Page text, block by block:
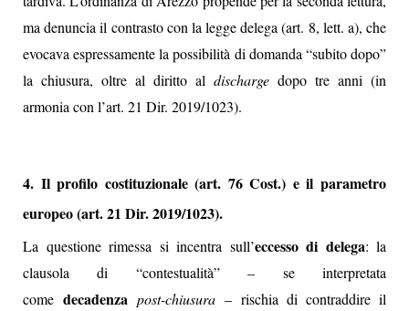
ma denuncia il contrasto con la legge delega (art. 8, lett. a), che
evocava espressamente la possibilità di domanda “subito dopo”
la chiusura, oltre al diritto aldischarge dopo tre anni (in
armonia con l’art. 21 Dir. 2019/1023).
4. Il profilo costituzionale (art. 76 Cost.) e il parametro
europeo (art. 21 Dir. 2019/1023).
La questione rimessa si incentra sull’eccesso di delega: la
clausola di “contestualità” – se interpretata
comedecadenza post-chiusura – rischia di contraddire il